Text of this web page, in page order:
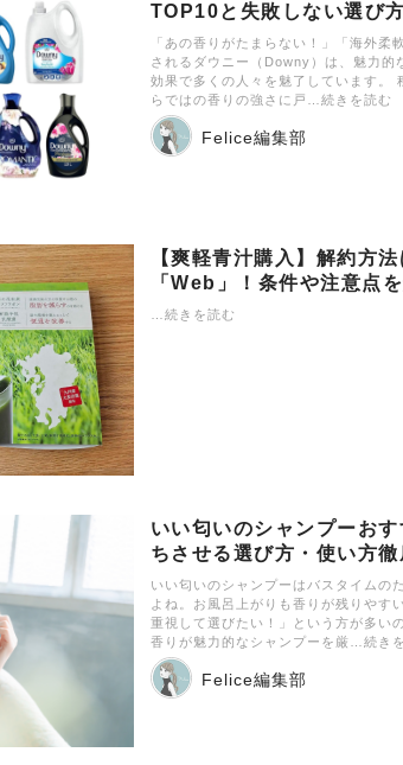
TOP10と失敗しない選び
「あの香りがたまらない！」「海外柔
されるダウニー（Downy）は、魅力的
効果で多くの人々を魅了しています。
らではの香りの強さに戸…続きを読む
Felice編集部
【爽軽青汁購入】解約方
「Web」！条件や注意点
…続きを読む
いい匂いのシャンプーお
ちさせる選び方・使い方
いい匂いのシャンプーはバスタイムの
よね。お風呂上がりも香りが残りやす
重視して選びたい！」という方が多い
香りが魅力的なシャンプーを厳…続き
Felice編集部